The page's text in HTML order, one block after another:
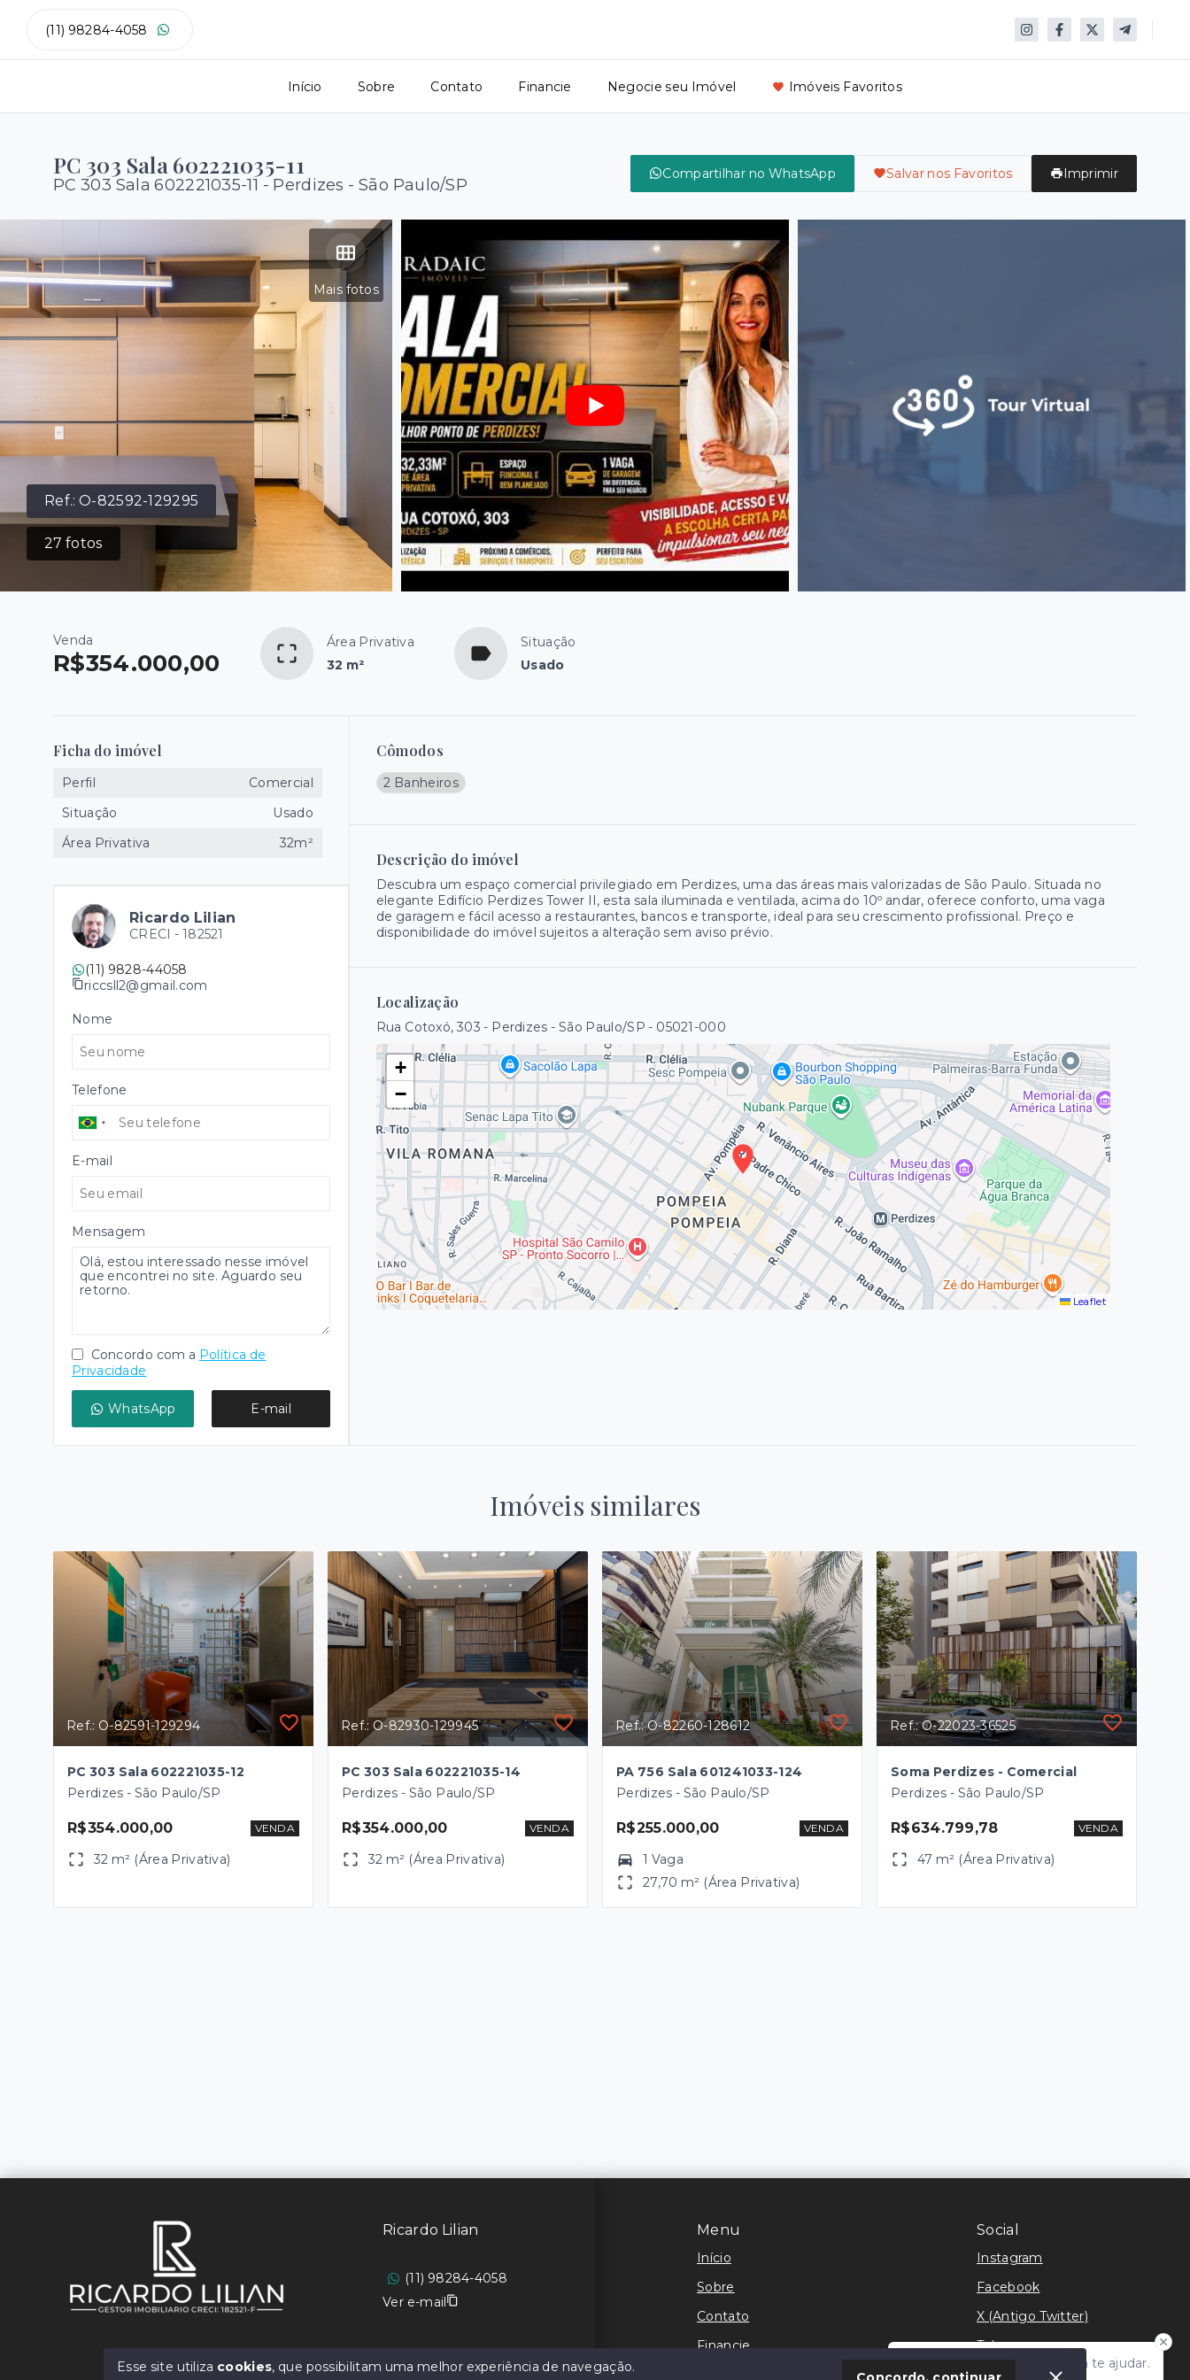
(11) 98284-4058
Início Sobre Contato Financie Negocie seu Imóvel Imóveis Favoritos
PC 303 Sala 602221035-11
PC 303 Sala 602221035-11 - Perdizes - São Paulo/SP
Compartilhar no WhatsApp Salvar nos Favoritos Imprimir
Ref.:O-82592-129295
27 fotos
Mais fotos
Venda
R$354.000,00
Área Privativa
32 m²
Situação
Usado
Cômodos
2 Banheiros
Descrição do imóvel
Descubra um espaço comercial privilegiado em Perdizes, uma das áreas mais valorizadas de São Paulo. Situada no
elegante Edifício Perdizes Tower II, esta sala iluminada e ventilada, acima do 10º andar, oferece conforto, uma vaga
de garagem e fácil acesso a restaurantes, bancos e transporte, ideal para seu crescimento profissional. Preço e
disponibilidade do imóvel sujeitos a alteração sem aviso prévio.
Localização
Rua Cotoxó, 303 - Perdizes - São Paulo/SP - 05021-000
+
−
Leaflet
Ficha do imóvel
Perfil
Comercial
Situação
Usado
Área Privativa
32m²
Ricardo Lilian
CRECI - 182521
(11) 9828-44058
riccsll2@gmail.com
Nome
Telefone
E-mail
Mensagem
Concordo com a Política de
Privacidade
WhatsApp E-mail
Imóveis similares
Ref.: O-82591-129294
PC 303 Sala 602221035-12
Perdizes - São Paulo/SP
R$354.000,00 VENDA
32 m² (Área Privativa)
Ref.: O-82930-129945
PC 303 Sala 602221035-14
Perdizes - São Paulo/SP
R$354.000,00 VENDA
32 m² (Área Privativa)
Ref.: O-82260-128612
PA 756 Sala 601241033-124
Perdizes - São Paulo/SP
R$255.000,00 VENDA
1 Vaga
27,70 m² (Área Privativa)
Ref.: O-22023-36525
Soma Perdizes - Comercial
Perdizes - São Paulo/SP
R$634.799,78 VENDA
47 m² (Área Privativa)
Olá! Estamos disponíveis para te ajudar.
Menu
Início
Sobre
Contato
Financie
Social
Instagram
Facebook
X (Antigo Twitter)
Telegram
Ricardo Lilian
(11) 98284-4058
Ver e-mail
Esse site utiliza cookies, que possibilitam uma melhor experiência de navegação.